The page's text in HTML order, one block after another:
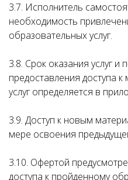
3.7. Исполнитель
необходимость
образовательных услуг.
3.8. Срок оказания услуг и
предоставления доступа
услуг определяется в
3.9. Доступ к новым
мере освоения
3.10. Офертой
доступа к пройденному